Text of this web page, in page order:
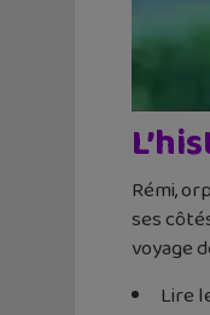
Rémi,
ses
voyage
Lire